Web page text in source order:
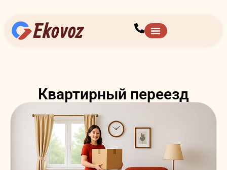
Квартирный переезд